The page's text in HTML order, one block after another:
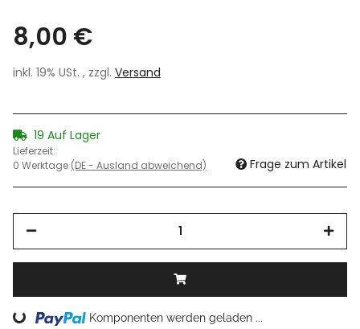
8,00 €
inkl. 19% USt. , zzgl. Versand
19 Auf Lager
Lieferzeit:
0 Werktage (DE - Ausland abweichend) Frage zum Artikel
Loading... Komponenten werden geladen ...